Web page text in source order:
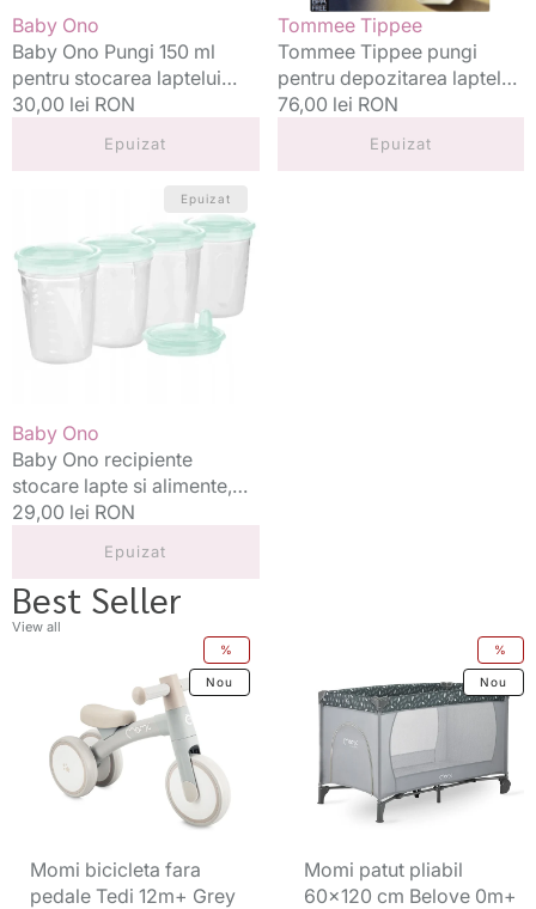
20
buc./set
Vânzător:
Baby Ono
Baby Ono Pungi 150 ml
pentru stocarea laptelui
matern 20 buc./set
Preț
30,00 lei RON
Epuizat
Vânzător:
Tommee Tippee
Tommee Tippee pungi
pentru depozitarea laptelui
matern 36 buc
Preț
76,00 lei RON
Epuizat
recipiente
stocare
lapte
alimente,
200
0m+,
4
buc
Epuizat
Vânzător:
Baby Ono
Baby Ono recipiente
stocare lapte si alimente,
200 ml 0m+, 4 buc
Preț
29,00 lei RON
Epuizat
Best Seller
View all
pedale
Tedi
12m+
Grey
%
Nou
Momi bicicleta fara
pedale Tedi 12m+ Grey
pliabil
60x120
Belove
0m+
%
Nou
Momi patut pliabil
60x120 cm Belove 0m+